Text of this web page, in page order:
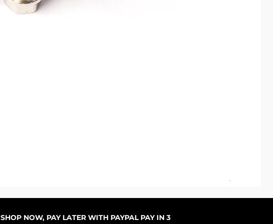
SHOP NOW, PAY LATER WITH PAYPAL PAY IN 3